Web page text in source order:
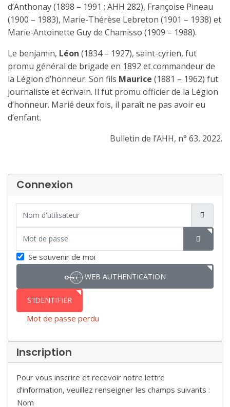
d’Anthonay (1898 – 1991 ; AHH 282), Françoise Pineau
(1900 – 1983), Marie-Thérèse Lebreton (1901 – 1938) et
Marie-Antoinette Guy de Chamisso (1909 – 1988).
Le benjamin, Léon (1834 – 1927), saint-cyrien, fut
promu général de brigade en 1892 et commandeur de
la Légion d’honneur. Son fils Maurice (1881 – 1962) fut
journaliste et écrivain. Il fut promu officier de la Légion
d’honneur. Marié deux fois, il paraît ne pas avoir eu
d’enfant.
Bulletin de l’AHH, n° 63, 2022.
Connexion
SHOW
Se souvenir de moi
WEB AUTHENTICATION
S'IDENTIFIER
Mot de passe perdu
Inscription
Pour vous inscrire et recevoir notre lettre
d’information, veuillez renseigner les champs suivants :
Nom